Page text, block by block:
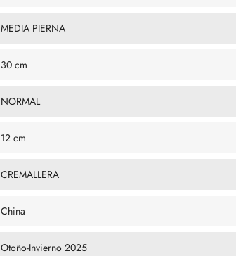
MEDIA PIERNA
30 cm
NORMAL
12 cm
CREMALLERA
China
Otoño-Invierno 2025